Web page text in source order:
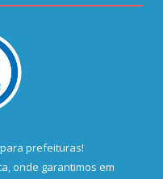
prefeituras!
onde garantimos em